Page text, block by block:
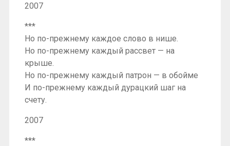
2007
***
Но по-прежнему каждое слово в нише.
Но по-прежнему каждый рассвет — на
крыше.
Но по-прежнему каждый патрон — в обойме
И по-прежнему каждый дурацкий шаг на
счету.
2007
***